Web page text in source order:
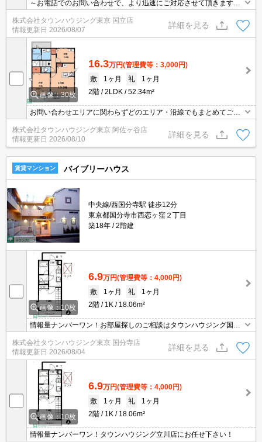
～お電話でのお問い合わせで、より迅速にご対応させて頂きます～
地域密着タウンハウジング【国立店】まで～
株式会社タウンハウジング東京 国立店
情報更新日 2026/08/07
詳細を見る
画像：30枚
16.3万円(管理費等：3,000円)
敷
1ヶ月 礼
1ヶ月
2階
2LDK 52.34m²
お問い合わせエリアに関わらずどのエリア・沿線でもまとめてご紹
介可能です！！迷われている場合はますご相談くださいませ。
株式会社タウンハウジング東京 阿佐ヶ谷店
情報更新日 2026/08/10
詳細を見る
賃貸マンション バイブリーハウス
中央線/西国分寺駅 徒歩12分
東京都国分寺市西恋ヶ窪２丁目
築18年
2階建
画像：10枚
6.9万円(管理費等：4,000円)
敷
1ヶ月 礼
1ヶ月
2階
1K 18.06m²
情報量ナンバーワン！お部屋探しのご相談はタウンハウジング国分
寺店にお任せを！
株式会社タウンハウジング東京 国分寺店
情報更新日 2026/08/04
詳細を見る
画像：10枚
6.9万円(管理費等：4,000円)
敷
1ヶ月 礼
1ヶ月
2階
1K 18.06m²
情報量ナンバーワン！タウンハウジング立川店にお任せ下さい！